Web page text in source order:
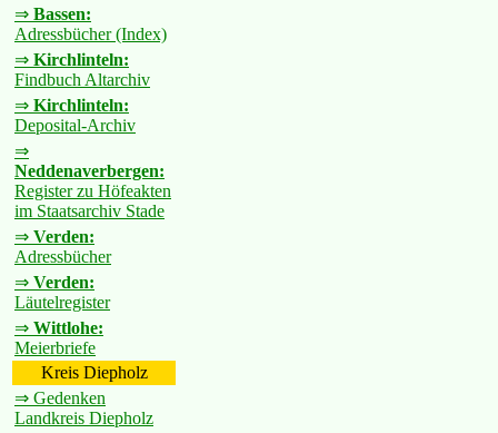
⇒ Bassen:
Adressbücher (Index)
⇒ Kirchlinteln:
Findbuch Altarchiv
⇒ Kirchlinteln:
Deposital-Archiv
⇒
Neddenaverbergen:
Register zu Höfeakten
im Staatsarchiv Stade
⇒ Verden:
Adressbücher
⇒ Verden:
Läutelregister
⇒ Wittlohe:
Meierbriefe
Kreis Diepholz
⇒ Gedenken
Landkreis Diepholz